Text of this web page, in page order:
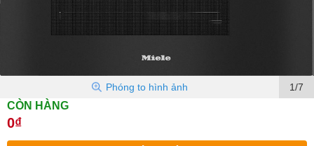
1/7
Phóng to hình ảnh
CÒN HÀNG
0₫